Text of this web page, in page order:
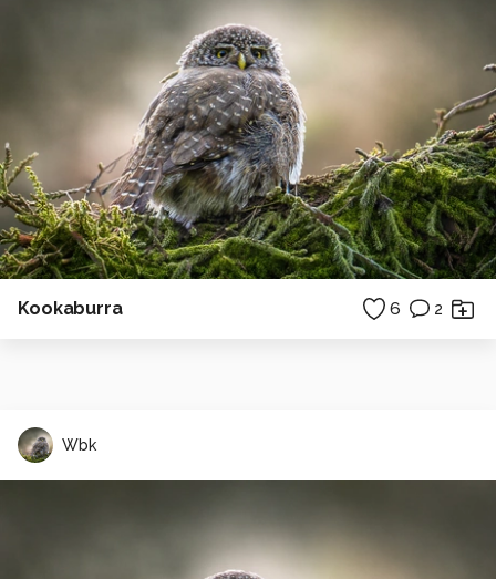
Kookaburra 6 2
Wbk